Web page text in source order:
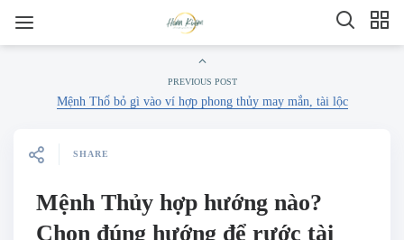
PREVIOUS POST
Mệnh Thổ bỏ gì vào ví​ hợp phong thủy may mắn, tài lộc
SHARE
Mệnh Thủy hợp hướng nào?
Chọn đúng hướng để rước tài